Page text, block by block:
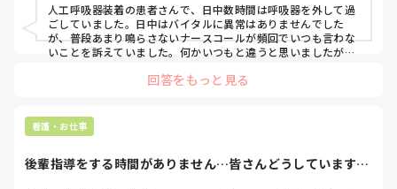
人工呼吸器装着の患者さんで、日中数時間は呼吸器を外して過
ごしていました。日中はバイタルに異常はありませんでした
が、普段あまり鳴らさないナースコールが頻回でいつも言わな
いことを訴えていました。何かいつもと違うと思いましたが、
にできることはありませんでした。その夜中に急変し亡くなり
ています。
回答をもっと見る
看護・お仕事
後輩指導をする時間がありません…皆さんどうしています